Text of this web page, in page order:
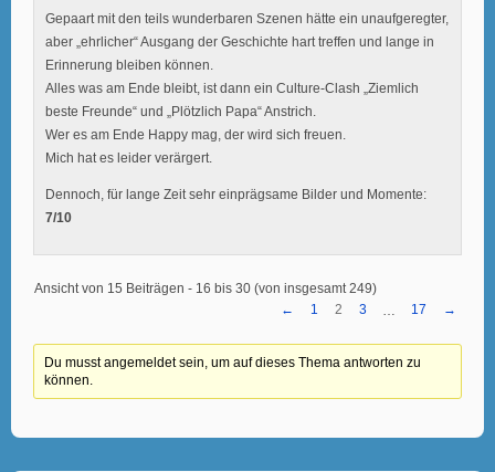
Gepaart mit den teils wunderbaren Szenen hätte ein unaufgeregter,
aber „ehrlicher“ Ausgang der Geschichte hart treffen und lange in
Erinnerung bleiben können.
Alles was am Ende bleibt, ist dann ein Culture-Clash „Ziemlich
beste Freunde“ und „Plötzlich Papa“ Anstrich.
Wer es am Ende Happy mag, der wird sich freuen.
Mich hat es leider verärgert.
Dennoch, für lange Zeit sehr einprägsame Bilder und Momente:
7/10
Ansicht von 15 Beiträgen - 16 bis 30 (von insgesamt 249)
←
1 2 3 17 →
Du musst angemeldet sein, um auf dieses Thema antworten zu
können.